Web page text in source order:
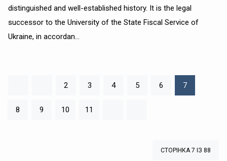
distinguished and well-established history. It is the legal
successor to the University of the State Fiscal Service of
Ukraine, in accordan...
2 3 4 5 6 7
8 9 10 11
СТОРІНКА 7 ІЗ 88